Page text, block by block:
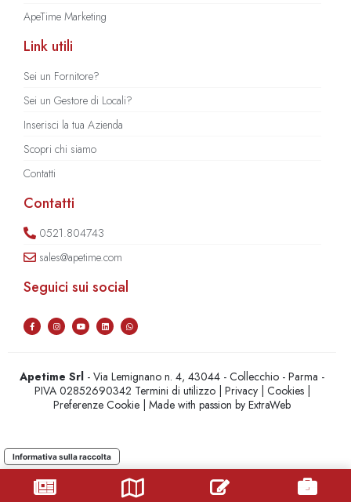
ApeTime Marketing
Link utili
Sei un Fornitore?
Sei un Gestore di Locali?
Inserisci la tua Azienda
Scopri chi siamo
Contatti
Contatti
0521.804743
sales@apetime.com
Seguici sui social
Apetime Srl - Via Lemignano n. 4, 43044 - Collecchio - Parma -
PIVA 02852690342 Termini di utilizzo| Privacy| Cookies|
Preferenze Cookie | Made with passion byExtraWeb
Informativa sulla raccolta